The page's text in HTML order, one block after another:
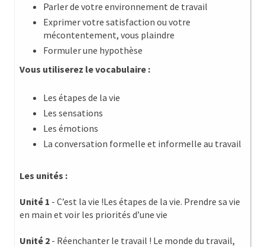
Parler de votre environnement de travail
Exprimer votre satisfaction ou votre
mécontentement, vous plaindre
Formuler une hypothèse
Vous utiliserez le vocabulaire :
Les étapes de la vie
Les sensations
Les émotions
La conversation formelle et informelle au travail
Les unités :
Unité 1 - C’est la vie !Les étapes de la vie. Prendre sa vie
en main et voir les priorités d’une vie
Unité 2 - Réenchanter le travail ! Le monde du travail,